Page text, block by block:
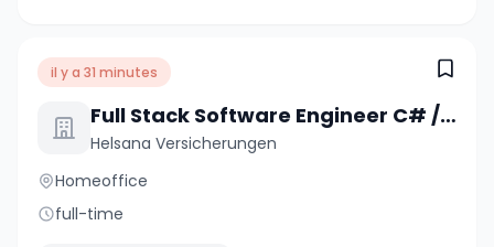
il y a 31 minutes
Full Stack Software Engineer C# / .NET / React (a) 80-100%
Helsana Versicherungen
Homeoffice
full-time